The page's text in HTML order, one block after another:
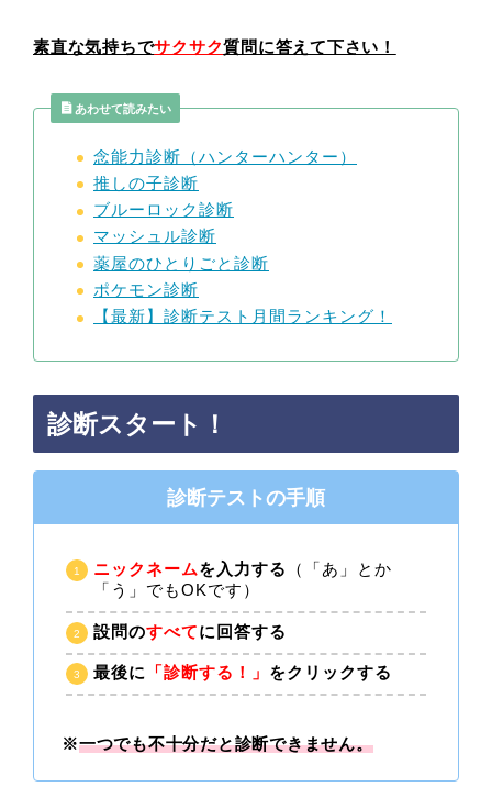
素直な気持ちでサクサク質問に答えて下さい！
あわせて読みたい
念能力診断（ハンターハンター）
推しの子診断
ブルーロック診断
マッシュル診断
薬屋のひとりごと診断
ポケモン診断
【最新】診断テスト月間ランキング！
診断スタート！
診断テストの手順
ニックネームを入力する
（「あ」とか
「う」でもOKです）
設問のすべてに回答する
最後に 「診断する！」 をクリックする
※一つでも不十分だと診断できません。